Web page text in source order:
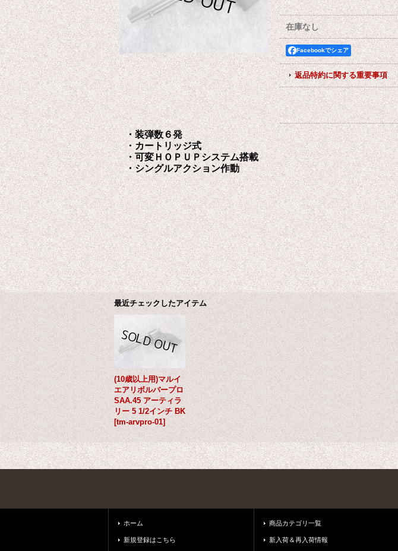
在庫なし
Facebookでシェア
返品特約に関する重要事項
・装弾数６発
・カートリッジ式
・可変ＨＯＰＵＰシステム搭載
・シングルアクション作動
最近チェックしたアイテム
(10歳以上用)マルイ
エアリボルバープロ
SAA.45 アーティラ
リー 5 1/2インチ BK
[tm-arvpro-01]
ホーム
新規登録はこちら
商品カテゴリ一覧
新入荷＆再入荷情報